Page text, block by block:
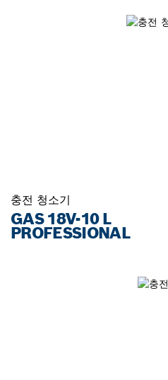
충전 청소기
GAS 18V-10 L
PROFESSIONAL